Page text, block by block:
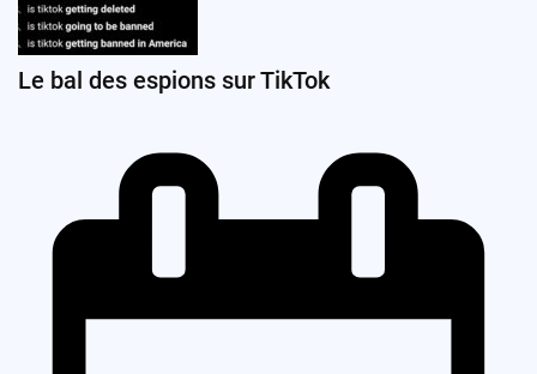
Le bal des espions sur TikTok